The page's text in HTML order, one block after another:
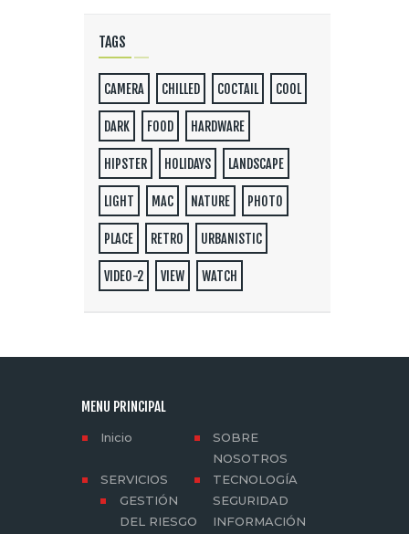
TAGS
CAMERA CHILLED COCTAIL COOL
DARK FOOD HARDWARE
HIPSTER HOLIDAYS LANDSCAPE
LIGHT MAC NATURE PHOTO
PLACE RETRO URBANISTIC
VIDEO-2 VIEW WATCH
MENU PRINCIPAL
Inicio
SOBRE
NOSOTROS
SERVICIOS
GESTIÓN
DEL RIESGO
TECNOLOGÍA
SEGURIDAD
INFORMACIÓN